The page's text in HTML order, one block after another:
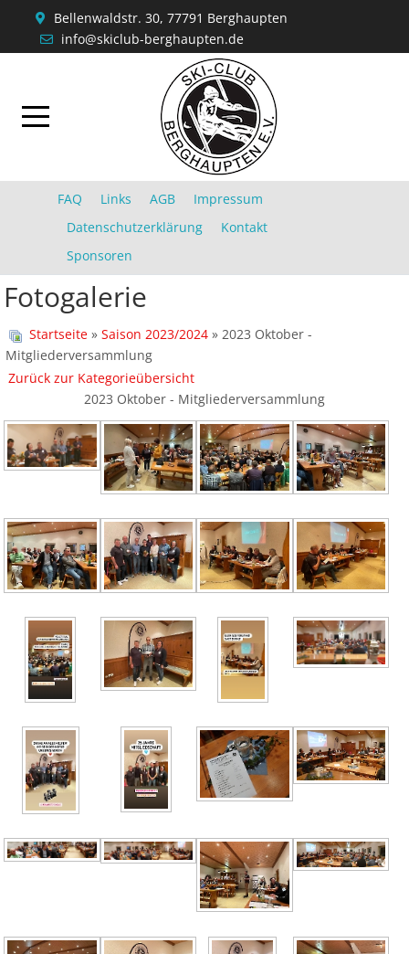
Bellenwaldstr. 30, 77791 Berghaupten
info@skiclub-berghaupten.de
FAQ Links AGB
Impressum
Datenschutzerklärung
Kontakt
Sponsoren
Fotogalerie
Startseite »Saison 2023/2024 » 2023 Oktober -
Mitgliederversammlung
Zurück zur Kategorieübersicht
2023 Oktober - Mitgliederversammlung